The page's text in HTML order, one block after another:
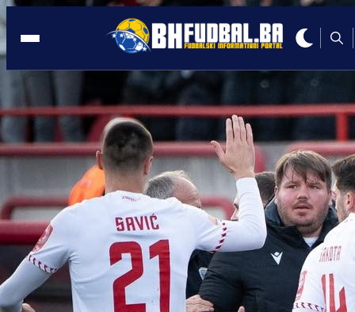
MOSTAR
21:58, 10.09.2025
Zrinjski bez problema savladao
Gosti izgledali nemoćno i izgubljeno